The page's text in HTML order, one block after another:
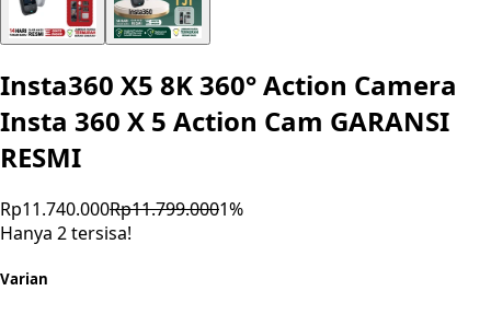
Insta360 X5 8K 360° Action Camera
Insta 360 X 5 Action Cam GARANSI
RESMI
Rp11.740.000Rp11.799.0001%
Hanya 2 tersisa!
Varian